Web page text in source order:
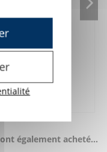
également acheté...